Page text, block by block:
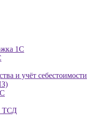
1С
и учёт себестоимости
ТСД